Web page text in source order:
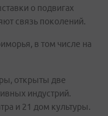
о подвигах
связь поколений.
в том числе на
открыты две
индустрий.
и 21 дом культуры.